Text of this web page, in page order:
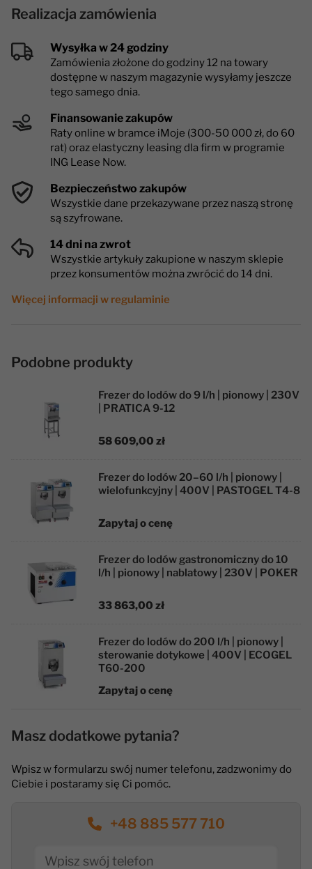
Realizacja zamówienia
Wysyłka w 24 godziny
Zamówienia złożone do godziny 12 na towary
dostępne w naszym magazynie wysyłamy jeszcze
tego samego dnia.
Finansowanie zakupów
Raty online w bramce iMoje (300-50 000 zł, do 60
rat) oraz elastyczny leasing dla firm w programie
ING Lease Now.
Bezpieczeństwo zakupów
Wszystkie dane przekazywane przez naszą stronę
są szyfrowane.
14 dni na zwrot
Wszystkie artykuły zakupione w naszym sklepie
przez konsumentów można zwrócić do 14 dni.
Więcej informacji w regulaminie
Podobne produkty
Frezer do lodów do 9 l/h | pionowy | 230V
| PRATICA 9-12
58 609,00 zł
Frezer do lodów 20–60 l/h | pionowy |
wielofunkcyjny | 400V | PASTOGEL T4-8
Zapytaj o cenę
Frezer do lodów gastronomiczny do 10
l/h | pionowy | nablatowy | 230V | POKER
33 863,00 zł
Frezer do lodów do 200 l/h | pionowy |
sterowanie dotykowe | 400V | ECOGEL
T60-200
Zapytaj o cenę
Masz dodatkowe pytania?
Wpisz w formularzu swój numer telefonu, zadzwonimy do
Ciebie i postaramy się Ci pomóc.
+48 885 577 710